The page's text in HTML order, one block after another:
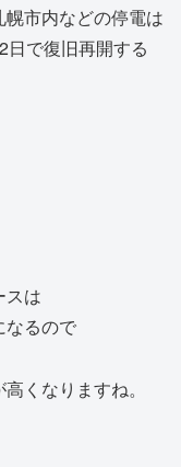
市内などの停電は
で復旧再開する
スは
なるので
くなりますね。